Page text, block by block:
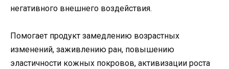
негативного внешнего воздействия.
Помогает продукт замедлению возрастных
изменений, заживлению ран, повышению
эластичности кожных покровов, активизации роста